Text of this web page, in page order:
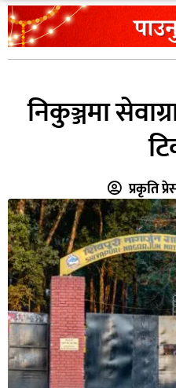
निकुञ्जमा
प्रकृति